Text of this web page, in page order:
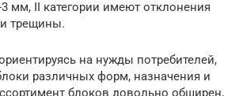
мм, II категории имеют отклонения
трещины.
на нужды потребителей,
различных форм, назначения и
блоков довольно обширен,